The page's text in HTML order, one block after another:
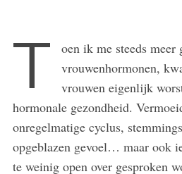
T
oen ik me steeds
vrouwenhormonen,
vrouwen eigenlijk
hormonale gezondheid.
onregelmatige cyclus,
opgeblazen gevoel… maar ook
te weinig open over gesproken